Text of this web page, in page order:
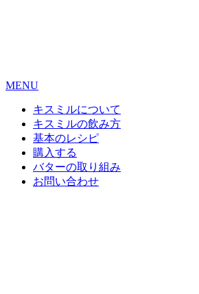
MENU
キスミルについて
キスミルの飲み方
基本のレシピ
購入する
バターの取り組み
お問い合わせ